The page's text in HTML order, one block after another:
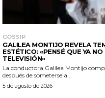
GOSSIP
GALILEA MONTIJO REVELA
ESTÉTICO: «PENSÉ QUE YA
TELEVISIÓN»
La conductora Galilea Montijo
después de someterse a...
5 de agosto de 2026